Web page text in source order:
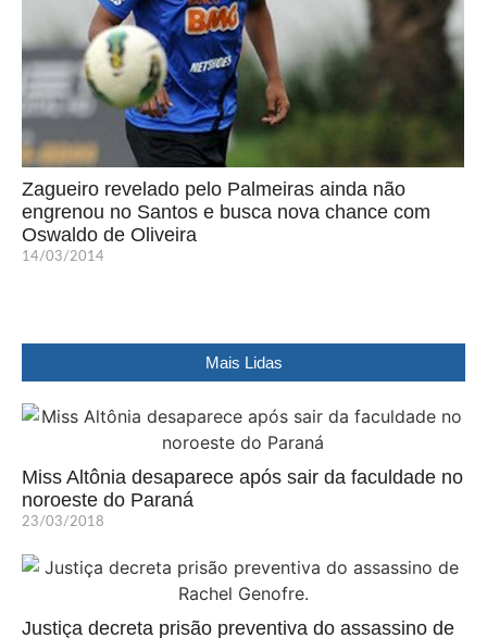
Zagueiro revelado pelo Palmeiras ainda não
engrenou no Santos e busca nova chance com
Oswaldo de Oliveira
14/03/2014
Mais Lidas
Miss Altônia desaparece após sair da faculdade no
noroeste do Paraná
23/03/2018
Justiça decreta prisão preventiva do assassino de